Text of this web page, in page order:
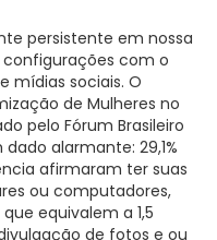
persistente em nossa
com o
mídias sociais. O
de Mulheres no
pelo Fórum Brasileiro
alarmante: 29,1%
afirmaram ter suas
ou computadores,
equivalem a 1,5
de fotos e ou